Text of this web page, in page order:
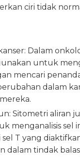
ciri tidak
Dalam
untuk
mencari
dalam
Sitometri aliran
menganalisis sel
T yang
dalam tindak